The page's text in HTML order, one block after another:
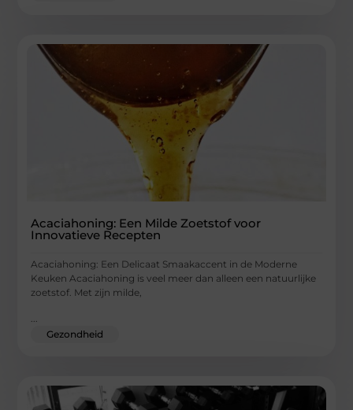
Acaciahoning: Een Milde Zoetstof voor
Innovatieve Recepten
Acaciahoning: Een Delicaat Smaakaccent in de Moderne
Keuken Acaciahoning is veel meer dan alleen een natuurlijke
zoetstof. Met zijn milde,
Gezondheid